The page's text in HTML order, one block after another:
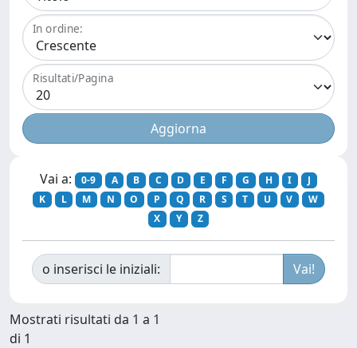
In ordine:
Risultati/Pagina
Vai a: 0-9 A B C D E F G H I
J
K
L M N O P Q R S T U V
W
X
Y Z
o inserisci le iniziali:
Mostrati risultati da 1 a 1
di 1